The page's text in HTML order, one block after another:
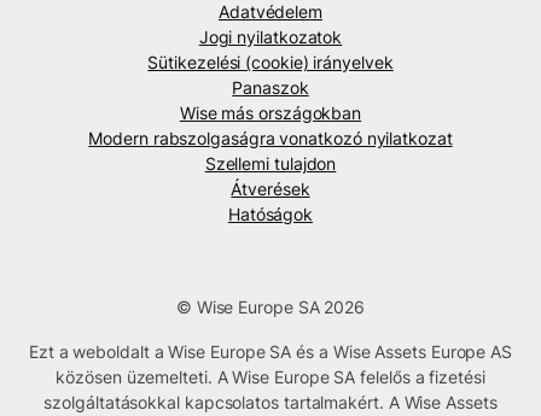
Adatvédelem
Jogi nyilatkozatok
Sütikezelési (cookie) irányelvek
Panaszok
Wise más országokban
Modern rabszolgaságra vonatkozó nyilatkozat
Szellemi tulajdon
Átverések
Hatóságok
© Wise Europe SA 2026
Ezt a weboldalt a Wise Europe SA és a Wise Assets Europe AS
közösen üzemelteti. A Wise Europe SA felelős a fizetési
szolgáltatásokkal kapcsolatos tartalmakért. A Wise Assets